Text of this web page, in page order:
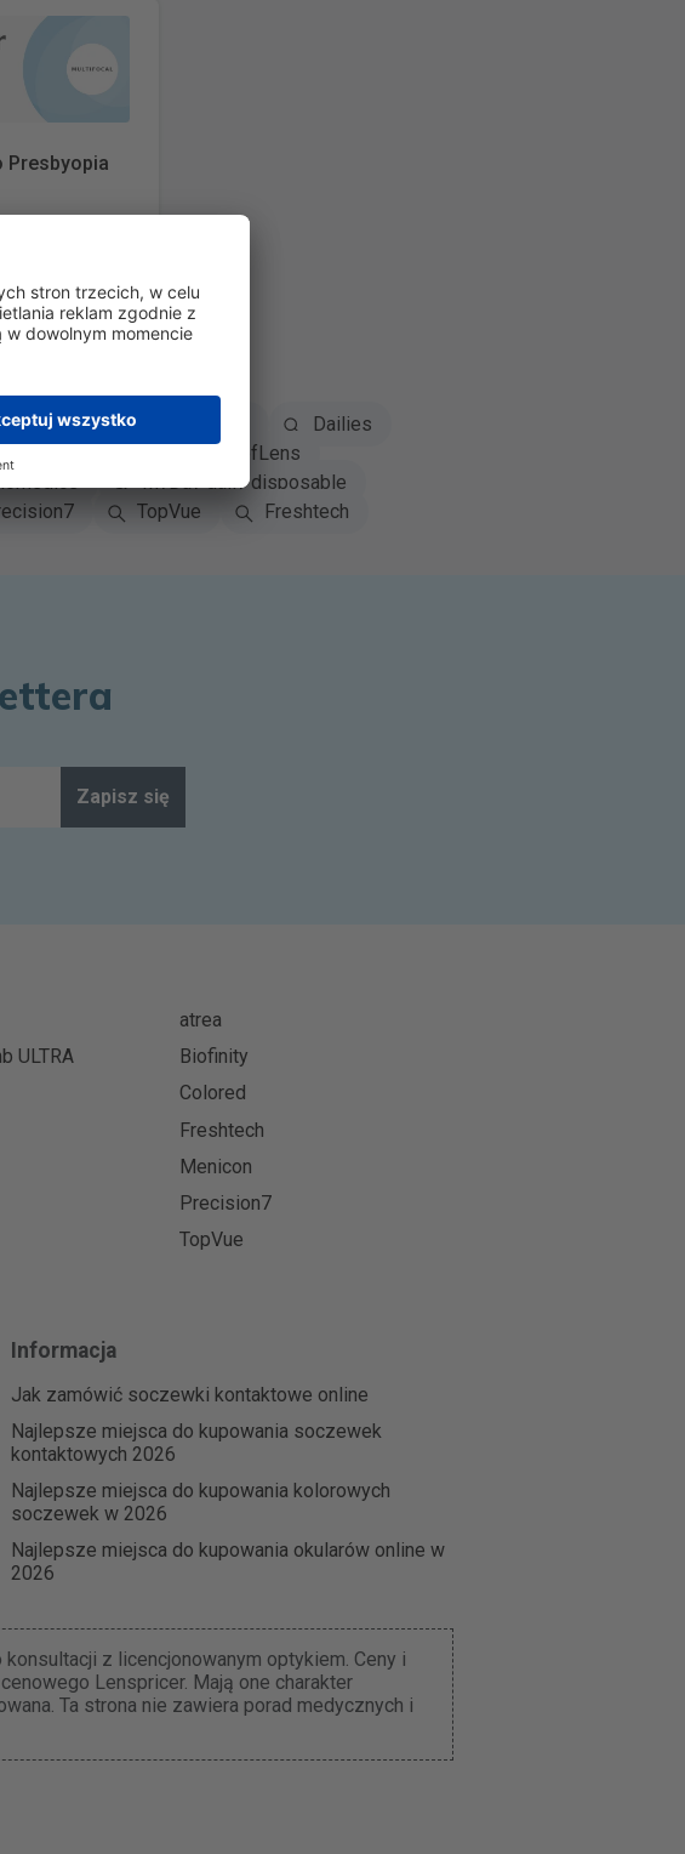
Presbyopia
4 ceny
Menicon
Dailies
SofLens
MyDay daily disposable
TopVue Freshtech
Zapisz się
atrea
ULTRA
Biofinity
Colored
Freshtech
Menicon
Precision7
TopVue
Informacja
Jak zamówić soczewki kontaktowe online
Najlepsze miejsca do kupowania soczewek
kontaktowych 2026
Najlepsze miejsca do kupowania kolorowych
soczewek w 2026
Najlepsze miejsca do kupowania okularów online w
2026
z licencjonowanym optykiem. Ceny i
Lenspricer. Mają one charakter
Ta strona nie zawiera porad medycznych i